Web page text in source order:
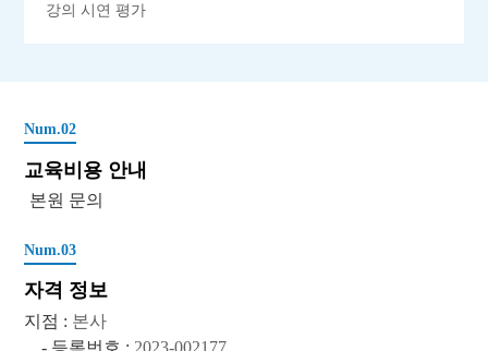
강의 시연 평가
Num.02
교육비용 안내
본원 문의
Num.03
자격 정보
지점 : 본사
- 등록번호 : 2023-002177